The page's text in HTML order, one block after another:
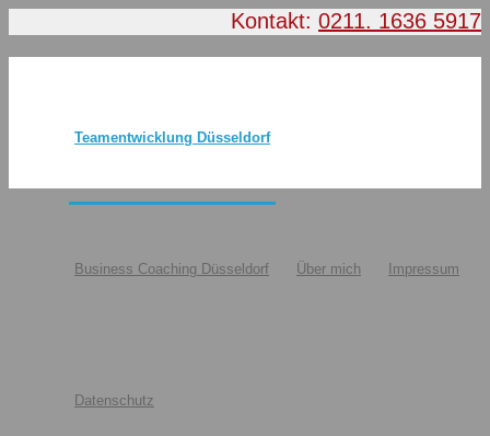
Kontakt: 0211. 1636 5917
Teamentwicklung Düsseldorf
Business Coaching Düsseldorf Über mich Impressum
Datenschutz